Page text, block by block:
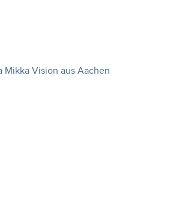
Mikka Vision aus Aachen